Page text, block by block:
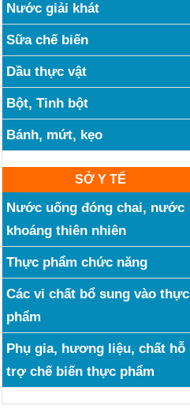
Nước giải khát
Sữa chế biến
Dầu thực vật
Bột, Tinh bột
Bánh, mứt, kẹo
SỞ Y TẾ
Nước uống đóng chai, nước
khoáng thiên nhiên
Thực phẩm chức năng
Các vi chất bổ sung vào thực
phẩm
Phụ gia, hương liệu, chất hỗ
trợ chế biến thực phẩm